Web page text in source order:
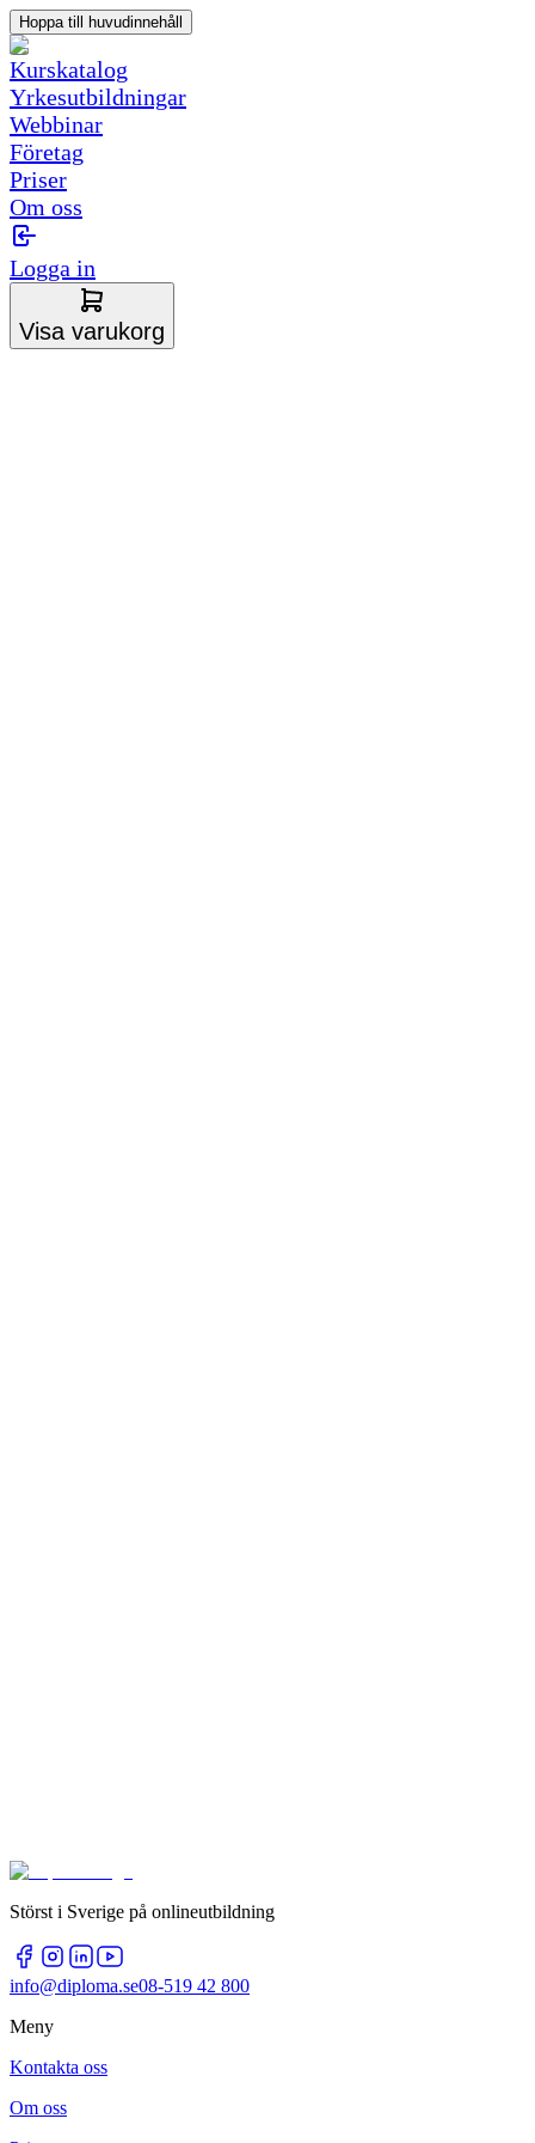
Hoppa till huvudinnehåll
Kurskatalog
Yrkesutbildningar
Webbinar
Företag
Priser
Om oss
Logga in
Visa varukorg
Störst i Sverige på onlineutbildning
info@diploma.se08-519 42 800
Meny
Kontakta oss
Om oss